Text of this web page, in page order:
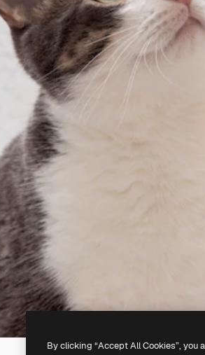
By clicking “Accept All Cookies”,